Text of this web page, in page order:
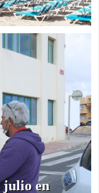
julio en